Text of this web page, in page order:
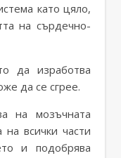
като цяло,
на сърдечно-
да изработва
да се сгрее.
на мозъчната
на всички части
и подобрява